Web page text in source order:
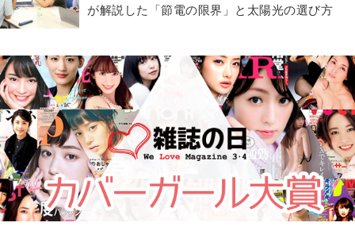
が解説した「節電の限界」と太陽光の選び方